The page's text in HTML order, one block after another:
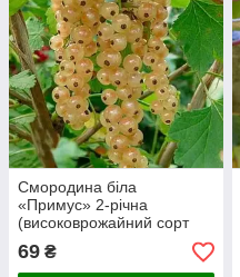
Смородина біла
«Примус» 2-річна
(високоврожайний сорт
десертним смаком)
69 ₴